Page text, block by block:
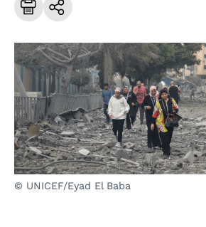
© UNICEF/Eyad El Baba